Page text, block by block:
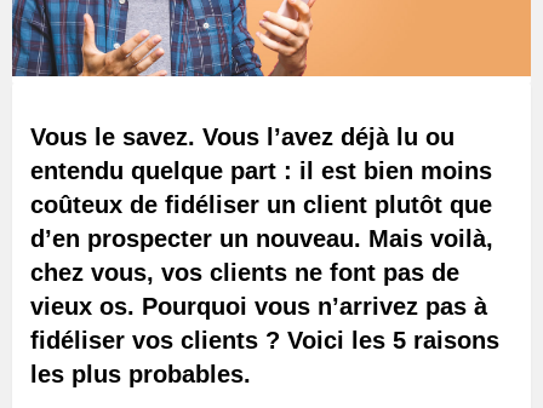
Vous le savez. Vous l’avez déjà lu ou
entendu quelque part : il est bien moins
coûteux de fidéliser un client plutôt que
d’en prospecter un nouveau. Mais voilà,
chez vous, vos clients ne font pas de
vieux os. Pourquoi vous n’arrivez pas à
fidéliser vos clients ? Voici les 5 raisons
les plus probables.